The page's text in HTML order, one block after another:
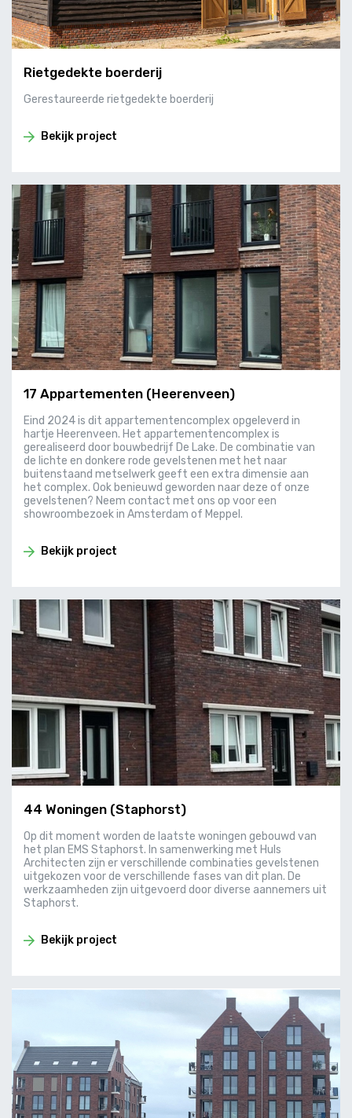
Rietgedekte boerderij
Gerestaureerde rietgedekte boerderij
Bekijk project
17 Appartementen (Heerenveen)
Eind 2024 is dit appartementencomplex opgeleverd in
hartje Heerenveen. Het appartementencomplex is
gerealiseerd door bouwbedrijf De Lake. De combinatie van
de lichte en donkere rode gevelstenen met het naar
buitenstaand metselwerk geeft een extra dimensie aan
het complex. Ook benieuwd geworden naar deze of onze
gevelstenen? Neem contact met ons op voor een
showroombezoek in Amsterdam of Meppel.
Bekijk project
44 Woningen (Staphorst)
Op dit moment worden de laatste woningen gebouwd van
het plan EMS Staphorst. In samenwerking met Huls
Architecten zijn er verschillende combinaties gevelstenen
uitgekozen voor de verschillende fases van dit plan. De
werkzaamheden zijn uitgevoerd door diverse aannemers uit
Staphorst.
Bekijk project